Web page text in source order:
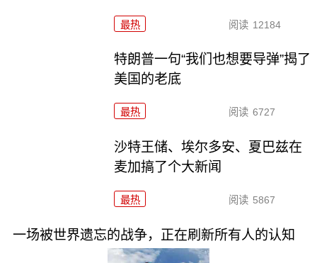
最热 阅读 12184
特朗普一句“我们也想要导弹”揭了
美国的老底
最热 阅读 6727
沙特王储、埃尔多安、夏巴兹在
麦加搞了个大新闻
最热 阅读 5867
一场被世界遗忘的战争，正在刷新所有人的认知